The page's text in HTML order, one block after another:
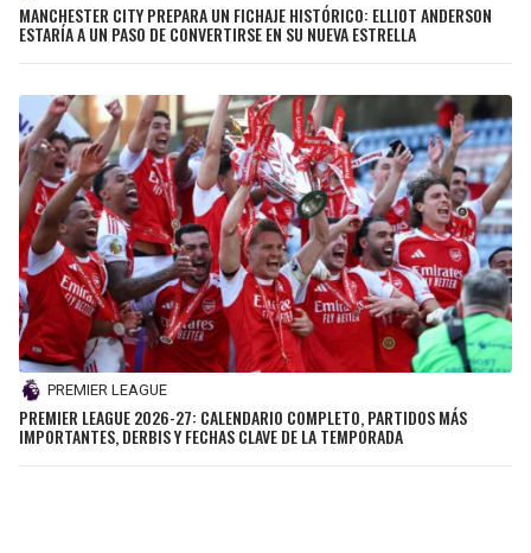
MANCHESTER CITY PREPARA UN FICHAJE HISTÓRICO: ELLIOT ANDERSON
ESTARÍA A UN PASO DE CONVERTIRSE EN SU NUEVA ESTRELLA
PREMIER LEAGUE
PREMIER LEAGUE 2026-27: CALENDARIO COMPLETO, PARTIDOS MÁS
IMPORTANTES, DERBIS Y FECHAS CLAVE DE LA TEMPORADA